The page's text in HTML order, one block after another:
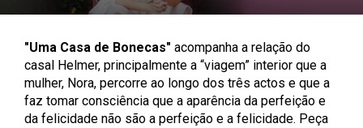
"Uma Casa de Bonecas" acompanha a relação do
casal Helmer, principalmente a “viagem” interior que a
mulher, Nora, percorre ao longo dos três actos e que a
faz tomar consciência que a aparência da perfeição e
da felicidade não são a perfeição e a felicidade. Peça